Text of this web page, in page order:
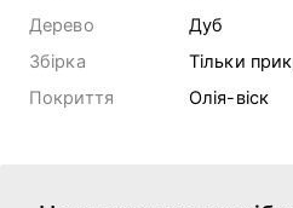
Дерево
Дуб
Збірка
Тільки
Покриття
Олія-віск